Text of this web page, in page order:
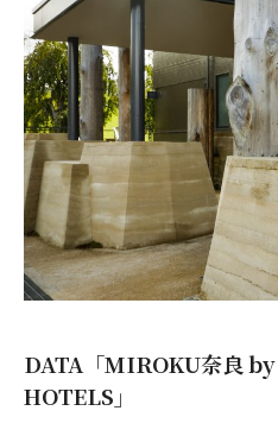
DATA「MIROKU奈良
HOTELS」